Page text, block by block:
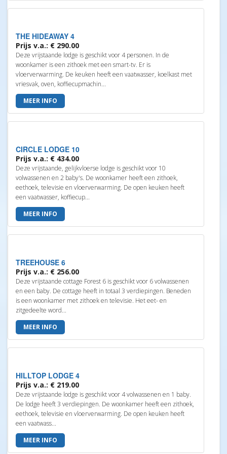
THE HIDEAWAY 4
Prijs v.a.: € 290.00
Deze vrijstaande lodge is geschikt voor 4 personen. In de
woonkamer is een zithoek met een smart-tv. Er is
vloerverwarming. De keuken heeft een vaatwasser, koelkast met
vriesvak, oven, koffiecupmachin...
MEER INFO
CIRCLE LODGE 10
Prijs v.a.: € 434.00
Deze vrijstaande, gelijkvloerse lodge is geschikt voor 10
volwassenen en 2 baby's. De woonkamer heeft een zithoek,
eethoek, televisie en vloerverwarming. De open keuken heeft
een vaatwasser, koffiecup...
MEER INFO
TREEHOUSE 6
Prijs v.a.: € 256.00
Deze vrijstaande cottage Forest 6 is geschikt voor 6 volwassenen
en een baby. De cottage heeft in totaal 3 verdiepingen. Beneden
is een woonkamer met zithoek en televisie. Het eet- en
zitgedeelte word...
MEER INFO
HILLTOP LODGE 4
Prijs v.a.: € 219.00
Deze vrijstaande lodge is geschikt voor 4 volwassenen en 1 baby.
De lodge heeft 3 verdiepingen. De woonkamer heeft een zithoek,
eethoek, televisie en vloerverwarming. De open keuken heeft
een vaatwass...
MEER INFO